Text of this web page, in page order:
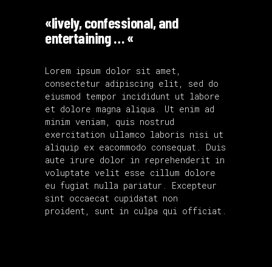
«lively, confessional, and
entertaining … «
Lorem ipsum dolor sit amet,
consectetur adipiscing elit, sed do
eiusmod tempor incididunt ut labore
et dolore magna aliqua. Ut enim ad
minim veniam, quis nostrud
exercitation ullamco laboris nisi ut
aliquip ex eacommodo consequat. Duis
aute irure dolor in reprehenderit in
voluptate velit esse cillum dolore
eu fugiat nulla pariatur. Excepteur
sint occaecat cupidatat non
proident, sunt in culpa qui officiat.